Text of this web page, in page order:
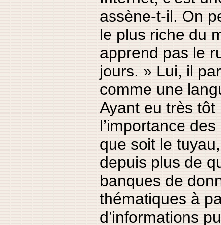
assène-t-il. On
le plus riche du
apprend pas le
jours. » Lui, il
comme une
Ayant eu très tôt
l’importance
que soit le
depuis plus de
banques de
thématiques à
d’informations